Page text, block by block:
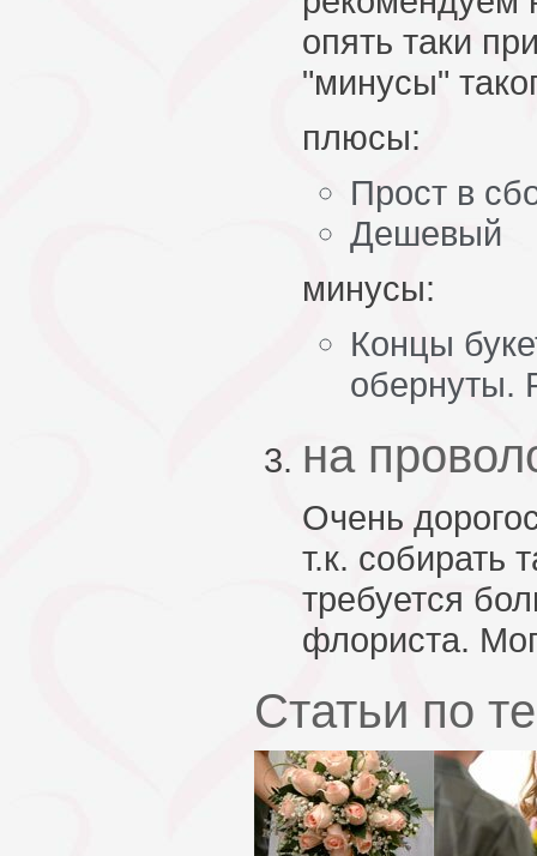
опять таки
"минусы"
плюсы:
Прост в
Дешевый
минусы:
Концы
обернуты.
на
Очень
т.к. собирать
требуется
флориста.
Статьи по